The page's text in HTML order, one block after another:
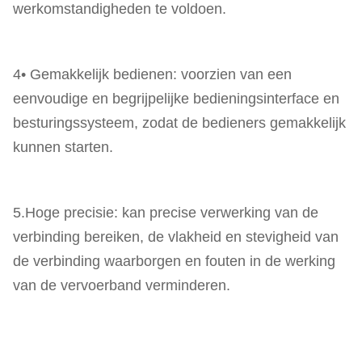
werkomstandigheden te voldoen.
4• Gemakkelijk bedienen: voorzien van een
eenvoudige en begrijpelijke bedieningsinterface en
besturingssysteem, zodat de bedieners gemakkelijk
kunnen starten.
5.Hoge precisie: kan precise verwerking van de
verbinding bereiken, de vlakheid en stevigheid van
de verbinding waarborgen en fouten in de werking
van de vervoerband verminderen.